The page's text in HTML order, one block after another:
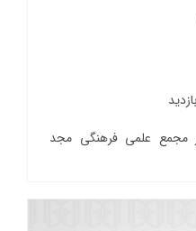
مجمع علمی فرهنگی مجد